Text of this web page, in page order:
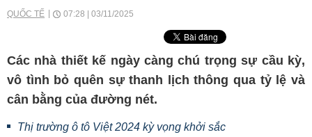
QUỐC TẾ 07:28 | 03/11/2025
Các nhà thiết kế ngày càng chú trọng sự cầu kỳ,
vô tình bỏ quên sự thanh lịch thông qua tỷ lệ và
cân bằng của đường nét.
Thị trường ô tô Việt 2024 kỳ vọng khởi sắc